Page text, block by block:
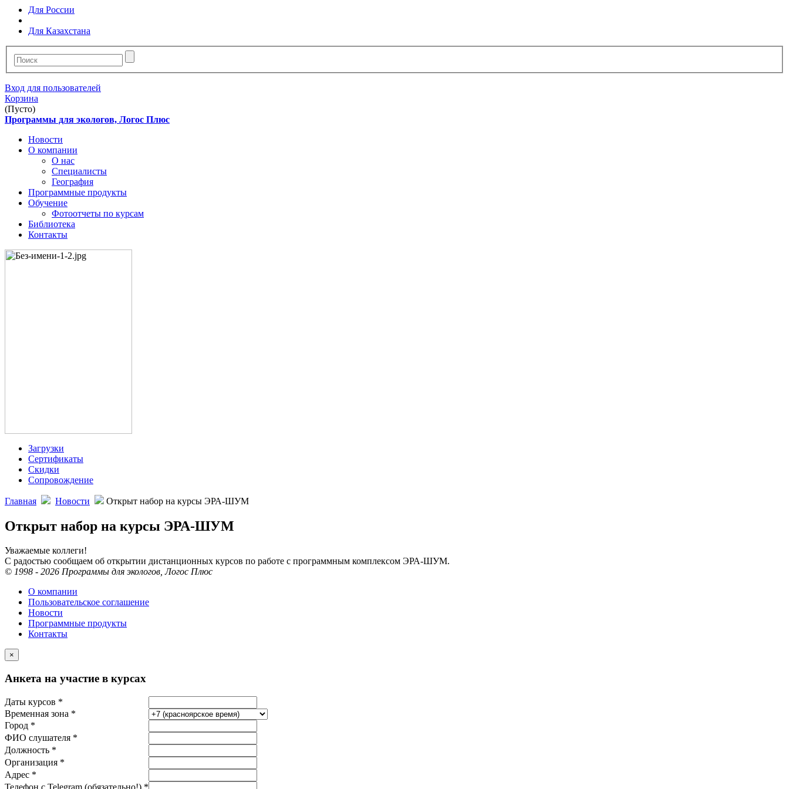
Для России
Для Казахстана
Вход для пользователей
Корзина
(Пусто)
Программы для экологов, Логос Плюс
Новости
О компании
О нас
Специалисты
География
Программные продукты
Обучение
Фотоотчеты по курсам
Библиотека
Контакты
Загрузки
Сертификаты
Скидки
Сопровождение
Главная Новости Открыт набор на курсы ЭРА-ШУМ
Открыт набор на курсы ЭРА-ШУМ
Уважаемые коллеги!
С радостью сообщаем об открытии дистанционных курсов по работе с программным комплексом ЭРА-ШУМ.
© 1998 - 2026 Программы для экологов, Логос Плюс
О компании
Пользовательское соглашение
Новости
Программные продукты
Контакты
×
Анкета на участие в курсах
Даты курсов *
Временная зона *
Город *
ФИО слушателя *
Должность *
Организация *
Адрес *
Телефон с Telegram (обязательно!) *